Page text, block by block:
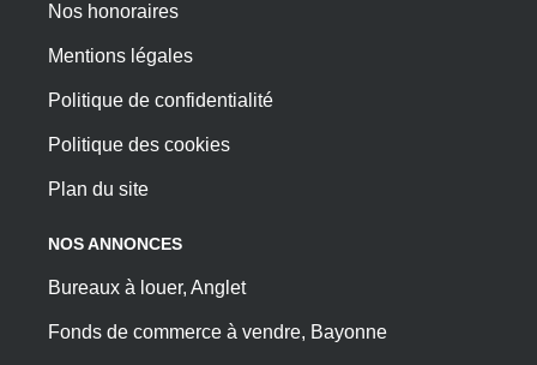
Nos honoraires
Mentions légales
Politique de confidentialité
Politique des cookies
Plan du site
NOS ANNONCES
Bureaux à louer, Anglet
Fonds de commerce à vendre, Bayonne